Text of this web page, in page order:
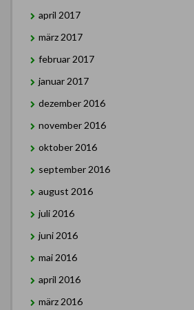
april 2017
märz 2017
februar 2017
januar 2017
dezember 2016
november 2016
oktober 2016
september 2016
august 2016
juli 2016
juni 2016
mai 2016
april 2016
märz 2016